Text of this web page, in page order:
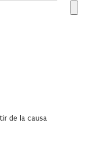
de la causa